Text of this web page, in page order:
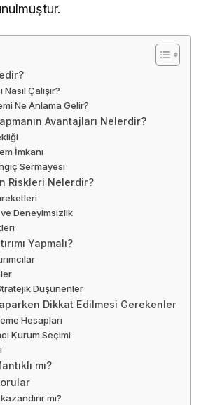
Çalışır?
Ne Anlama Gelir?
Avantajları Nelerdir?
İmkanı
Sermayesi
Riskleri Nelerdir?
Deneyimsizlik
Yapmalı?
Düşünenler
Dikkat Edilmesi Gerekenler
Hesapları
Kurum Seçimi
mı?
mı?